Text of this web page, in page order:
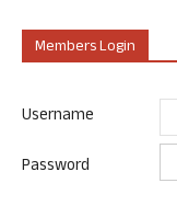
Members Login
Username
Password